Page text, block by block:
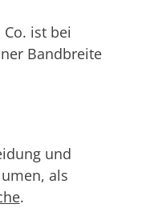
Co. ist bei
Bandbreite
und
als
.